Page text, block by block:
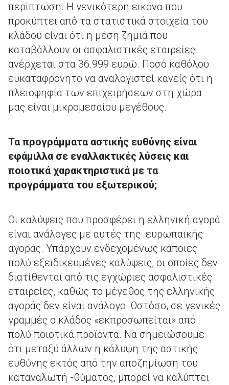
περίπτωση. Η γενικότερη εικόνα που
προκύπτει από τα στατιστικά στοιχεία του
κλάδου είναι ότι η μέση ζημιά που
καταβάλλουν οι ασφαλιστικές εταιρείες
ανέρχεται στα 36.999 ευρώ. Ποσό καθόλου
ευκαταφρόνητο να αναλογιστεί κανείς ότι η
πλειοψηφία των επιχειρήσεων στη χώρα
μας είναι μικρομεσαίου μεγέθους.
Τα προγράμματα αστικής ευθύνης είναι
εφάμιλλα σε εναλλακτικές λύσεις και
ποιοτικά χαρακτηριστικά με τα
προγράμματα του εξωτερικού;
Οι καλύψεις που προσφέρει η ελληνική αγορά
είναι ανάλογες με αυτές της ευρωπαϊκής
αγοράς. Υπάρχουν ενδεχομένως κάποιες
πολύ εξειδικευμένες καλύψεις, οι οποίες δεν
διατίθενται από τις εγχώριες ασφαλιστικές
εταιρείες, καθώς το μέγεθος της ελληνικής
αγοράς δεν είναι ανάλογο. Ωστόσο, σε γενικές
γραμμές ο κλάδος «εκπροσωπείται» από
πολύ ποιοτικά προϊόντα. Να σημειώσουμε
ότι μεταξύ άλλων η κάλυψη της αστικής
ευθύνης εκτός από την αποζημίωση του
καταναλωτή -θύματος, μπορεί να καλύπτει